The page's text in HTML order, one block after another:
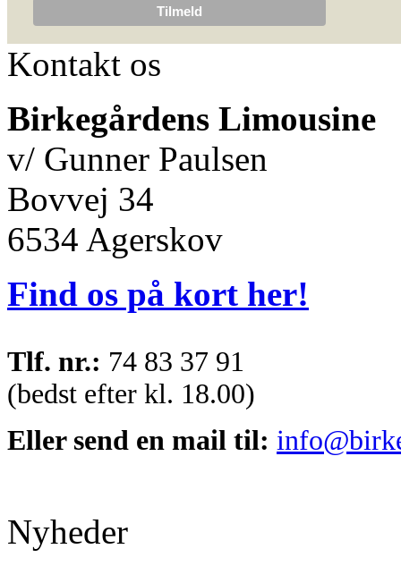
Kontakt os
Birkegårdens Limousine
v/ Gunner Paulsen
Bovvej 34
6534 Agerskov
Find os på kort her!
Tlf. nr.: 74 83 37 91
(bedst efter kl. 18.00)
Eller send en mail til:
Nyheder